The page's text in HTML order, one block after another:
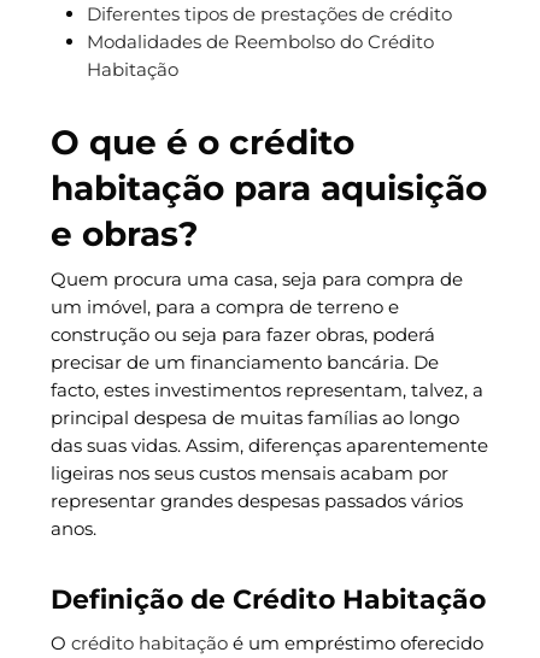
Diferentes tipos de prestações de crédito
Modalidades de Reembolso do Crédito
Habitação
O que é o crédito
habitação para aquisição
e obras?
Quem procura uma casa, seja para compra de
um imóvel, para a compra de terreno e
construção ou seja para fazer obras, poderá
precisar de um financiamento bancária. De
facto, estes investimentos representam, talvez, a
principal despesa de muitas famílias ao longo
das suas vidas. Assim, diferenças aparentemente
ligeiras nos seus custos mensais acabam por
representar grandes despesas passados vários
anos.
Definição de Crédito Habitação
O crédito habitaçãoé um empréstimo oferecido